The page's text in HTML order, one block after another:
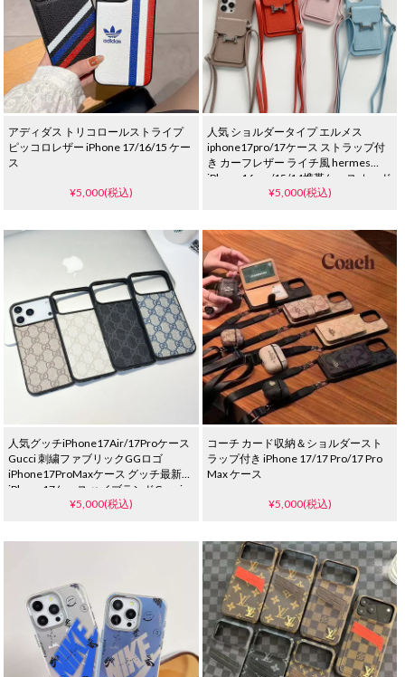
アディダス トリコロールストライプ
ピッコロレザー iPhone 17/16/15 ケー
ス
¥5,000(税込)
人気 ショルダータイプ エルメス
iphone17pro/17ケース ストラップ付
き カーフレザー ライチ風 hermes
iPhone16pro/15/14携帯ケース カード
収納 スタンド 肩掛け 斜めがけ ハイブ
¥5,000(税込)
人気グッチiPhone17Air/17Proケース
Gucci 刺繍ファブリックGGロゴ
iPhone17ProMaxケース グッチ最新
iPhone17ケース ハイブランドGucci
Galaxy S25/S24/S23スマホケース
¥5,000(税込)
コーチ カード収納＆ショルダースト
ラップ付き iPhone 17/17 Pro/17 Pro
Max ケース
¥5,000(税込)